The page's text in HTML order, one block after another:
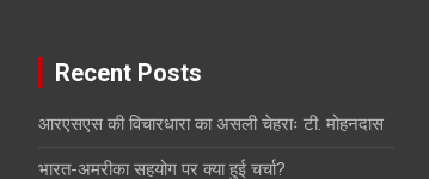
Recent Posts
आरएसएस की विचारधारा का असली चेहराः टी. मोहनदास
भारत-अमरीका सहयोग पर क्या हुई चर्चा?